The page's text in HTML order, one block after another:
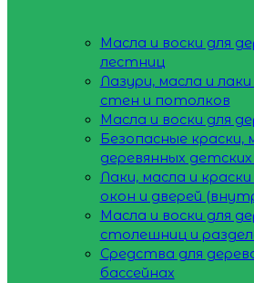
Масла и воски для
лестниц
Лазури, масла и
стен и потолков
Масла и воски для
Безопасные краски,
деревянных
Лаки, масла и
окон и дверей
Масла и воски для
столешниц и
Средства для
бассейнах